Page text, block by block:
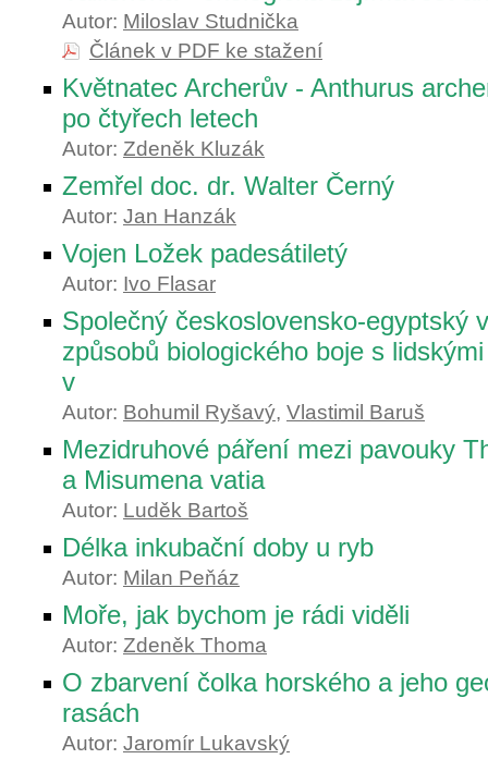
Autor: Miloslav Studnička
Článek v PDF ke stažení
Květnatec Archerův - Anthurus
po čtyřech letech
Autor: Zdeněk Kluzák
Zemřel doc. dr. Walter Černý
Autor: Jan Hanzák
Vojen Ložek padesátiletý
Autor: Ivo Flasar
Společný československo-egyptský
způsobů biologického boje s
v
Autor: Bohumil Ryšavý, Vlastimil Baruš
Mezidruhové páření mezi pavouky
a Misumena vatia
Autor: Luděk Bartoš
Délka inkubační doby u ryb
Autor: Milan Peňáz
Moře, jak bychom je rádi viděli
Autor: Zdeněk Thoma
O zbarvení čolka horského a jeho
rasách
Autor: Jaromír Lukavský